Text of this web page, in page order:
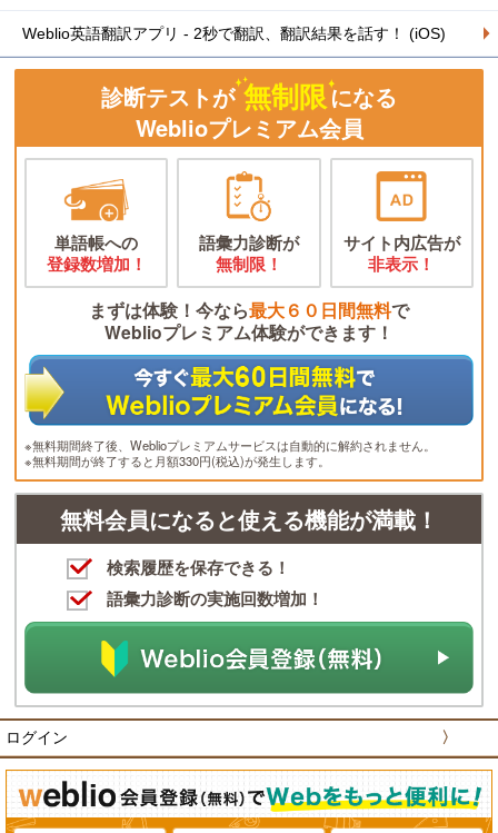
Weblio英語翻訳アプリ - 2秒で翻訳、翻訳結果を話す！ (iOS)
診断テストが 無制限になる
Weblioプレミアム会員
単語帳への
登録数増加！
語彙力診断が
無制限！
サイト内広告が
非表示！
まずは体験！今なら最大６０日間無料で
Weblioプレミアム体験ができます！
※無料期間終了後、Weblioプレミアムサービスは自動的に解約されません。
※無料期間が終了すると月額330円(税込)が発生します。
無料会員になると使える機能が満載！
検索履歴を保存できる！
語彙力診断の実施回数増加！
ログイン 〉